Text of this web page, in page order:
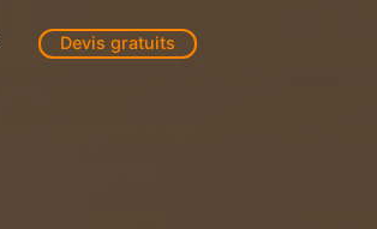
Devis gratuits